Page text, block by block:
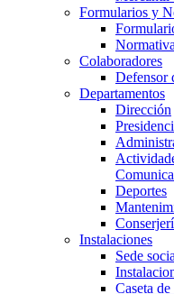
Formularios y
Colaboradores
Defensor
Departamentos
Dirección
Deportes
Instalaciones
Sede
Caseta de